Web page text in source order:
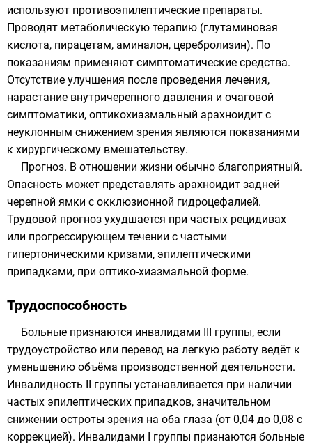
используют противоэпилептические препараты.
Проводят метаболическую терапию (глутаминовая
кислота, пирацетам, аминалон, церебролизин). По
показаниям применяют симптоматические средства.
Отсутствие улучшения после проведения лечения,
нарастание внутричерепного давления и очаговой
симптоматики, оптикохиазмальный арахноидит с
неуклонным снижением зрения являются показаниями
к хирургическому вмешательству.
Прогноз. В отношении жизни обычно благоприятный.
Опасность может представлять арахноидит задней
черепной ямки с окклюзионной гидроцефалией.
Трудовой прогноз ухудшается при частых рецидивах
или прогрессирующем течении с частыми
гипертоническими кризами, эпилептическими
припадками, при оптико-хиазмальной форме.
Трудоспособность
Больные признаются инвалидами III группы, если
трудоустройство или перевод на легкую работу ведёт к
уменьшению объёма производственной деятельности.
Инвалидность II группы устанавливается при наличии
частых эпилептических припадков, значительном
снижении остроты зрения на оба глаза (от 0,04 до 0,08 с
коррекцией). Инвалидами I группы признаются больные